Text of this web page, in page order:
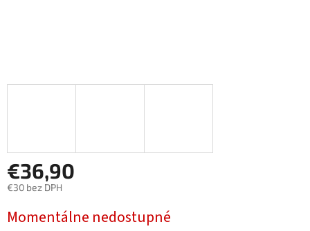
€36,90
€30 bez DPH
Momentálne nedostupné